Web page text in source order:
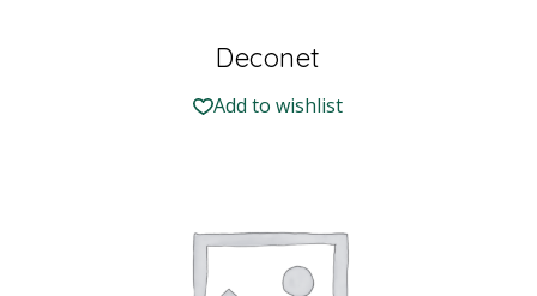
Deconet
Add to wishlist